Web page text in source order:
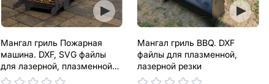
Мангал гриль Пожарная
машина. DXF, SVG файлы
для лазерной, плазменной
резки
Мангал гриль BBQ. DXF
файлы для плазменной,
лазерной резки